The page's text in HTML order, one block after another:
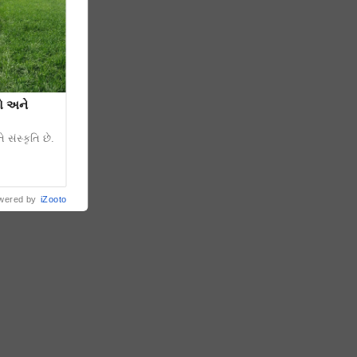
અને
સંસ્કૃતિ છે.
by iZooto